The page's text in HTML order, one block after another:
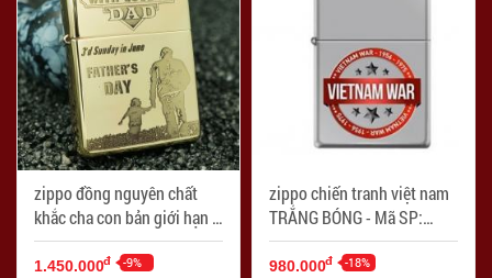
zippo đồng nguyên chất
khắc cha con bản giới hạn -
Mã SP: ZPC2091
1.450.000đ -9%
zippo chiến tranh việt nam
TRẮNG BÓNG - Mã SP:
zpc2022
980.000đ -18%